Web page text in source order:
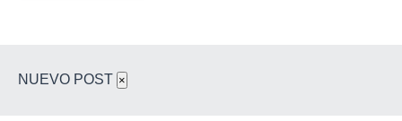
NUEVO POST ×